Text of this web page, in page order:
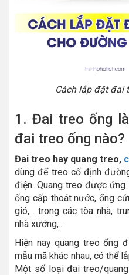
Cách lắp đặt đai
1. Đai treo ống
đai treo ống nào?
Đai treo hay quang treo,
dùng để treo cố định
điện. Quang treo được
ống cấp thoát nước, ống
gió,... trong các tòa nhà,
nhà xưởng,...
Hiện nay quang treo ống
mẫu mã khác nhau, có thể
Một số loại đai treo/